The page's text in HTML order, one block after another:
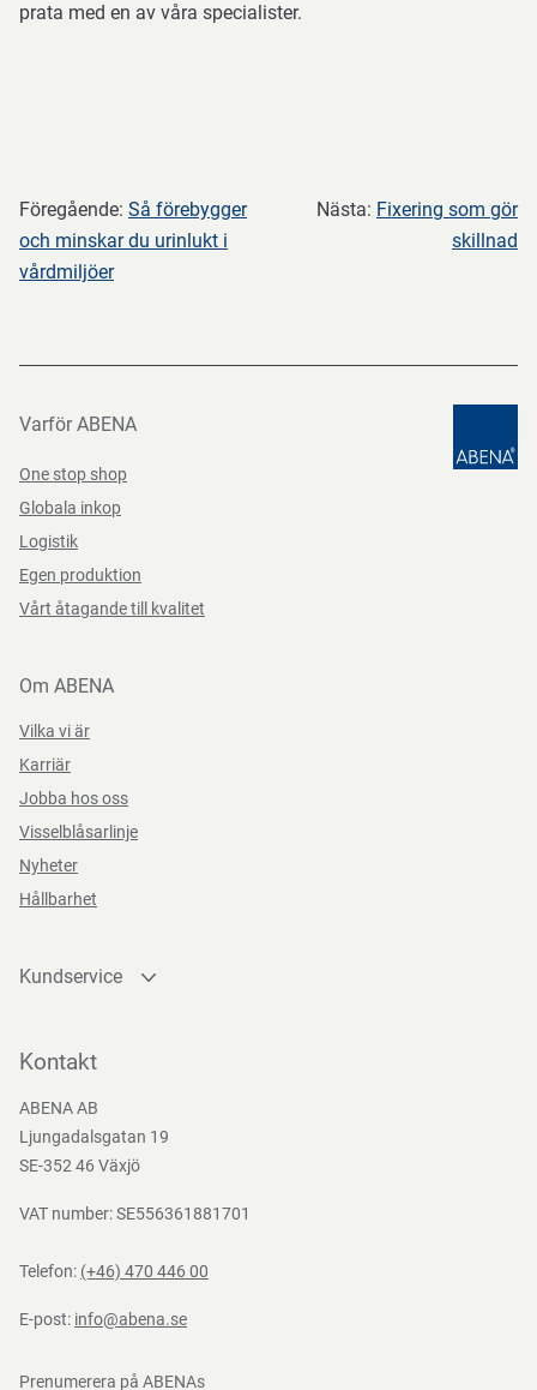
prata med en av våra specialister.
Föregående: Så förebygger
och minskar du urinlukt i
vårdmiljöer
Nästa: Fixering som gör
skillnad
Varför ABENA
One stop shop
Globala inkop
Logistik
Egen produktion
Vårt åtagande till kvalitet
Om ABENA
Vilka vi är
Karriär
Jobba hos oss
Visselblåsarlinje
Nyheter
Hållbarhet
Kundservice
Bli kund
Nedladdningar
Kontakt
ABENA AB
Ljungadalsgatan 19
SE-352 46 Växjö
VAT number: SE556361881701
Telefon: (+46) 470 446 00
E-post: info@abena.se
Prenumerera på ABENAs